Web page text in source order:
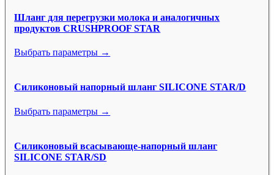
Шланг для перегрузки молока и аналогичных
продуктов CRUSHPROOF STAR
Выбрать параметры →
Силиконовый напорный шланг SILICONE STAR/D
Выбрать параметры →
Силиконовый всасывающе-напорный шланг
SILICONE STAR/SD